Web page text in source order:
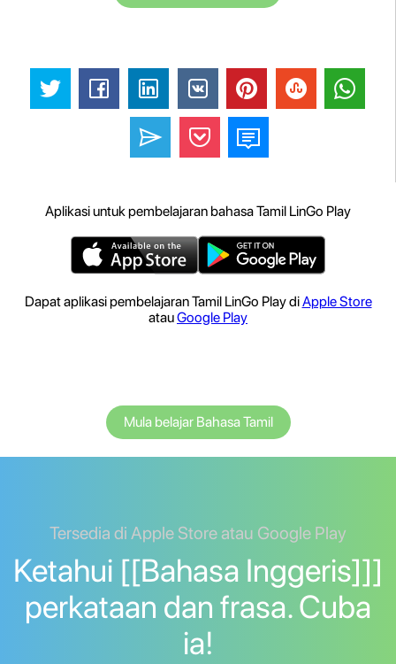
Aplikasi untuk pembelajaran bahasa Tamil LinGo Play
Dapat aplikasi pembelajaran Tamil LinGo Play diApple Store
atauGoogle Play
Mula belajar Bahasa Tamil
Tersedia di Apple Store atau Google Play
Ketahui [[Bahasa Inggeris]]]
perkataan dan frasa. Cuba
ia!